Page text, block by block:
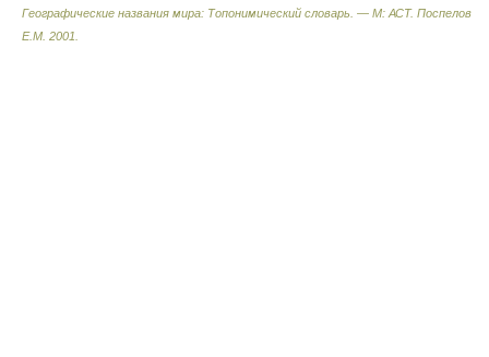
Географические названия мира: Топонимический словарь. — М: АСТ. Поспелов
Е.М. 2001